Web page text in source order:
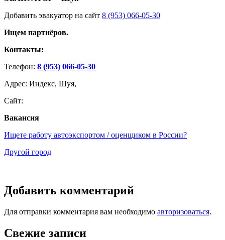
Добавить эвакуатор на сайт 8 (953) 066-05-30
Ищем партнёров.
Контакты:
Телефон: 8 (953) 066-05-30
Адрес: Индекс, Шуя,
Сайт:
Вакансия
Ищете работу автоэкспортом / оценщиком в России?
Другой город
Добавить комментарий
Для отправки комментария вам необходимо авторизоваться.
Свежие записи